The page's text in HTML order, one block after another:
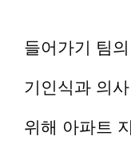
들어가기 팀
기인식과 의
위해 아파트